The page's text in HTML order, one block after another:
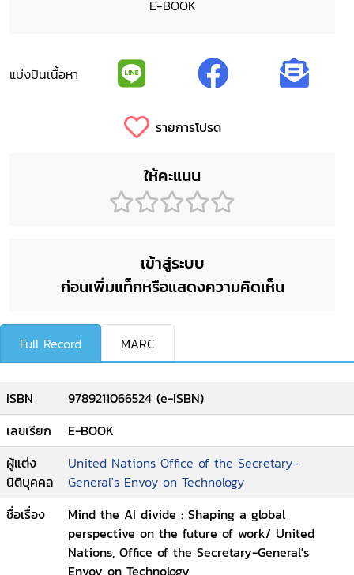
E-BOOK
แบ่งปันเนื้อหา
รายการโปรด
ให้คะแนน
เข้าสู่ระบบ
ก่อนเพิ่มแท็กหรือแสดงความคิดเห็น
Full Record MARC
ISBN
9789211066524 (e-ISBN)
เลขเรียก
E-BOOK
ผู้แต่ง
นิติบุคคล
United Nations Office of the Secretary-
General's Envoy on Technology
ชื่อเรื่อง
Mind the AI divide : Shaping a global
perspective on the future of work/ United
Nations, Office of the Secretary-General's
Envoy on Technology